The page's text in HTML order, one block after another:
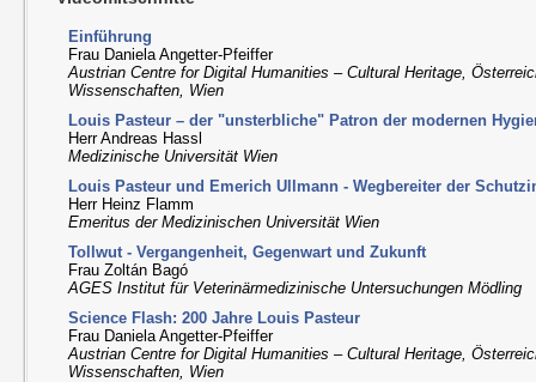
Einführung
Frau Daniela Angetter-Pfeiffer
Austrian Centre for Digital Humanities – Cultural Heritage,
Wissenschaften, Wien
Louis Pasteur – der "unsterbliche" Patron der modernen
Herr Andreas Hassl
Medizinische Universität Wien
Louis Pasteur und Emerich Ullmann - Wegbereiter der
Herr Heinz Flamm
Emeritus der Medizinischen Universität Wien
Tollwut - Vergangenheit, Gegenwart und Zukunft
Frau Zoltán Bagó
AGES Institut für Veterinärmedizinische Untersuchungen Mödling
Science Flash: 200 Jahre Louis Pasteur
Frau Daniela Angetter-Pfeiffer
Austrian Centre for Digital Humanities – Cultural Heritage,
Wissenschaften, Wien